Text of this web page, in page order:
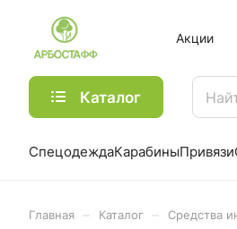
Акции
Каталог
СпецодеждаКарабиныПривязи
Главная Каталог Средства